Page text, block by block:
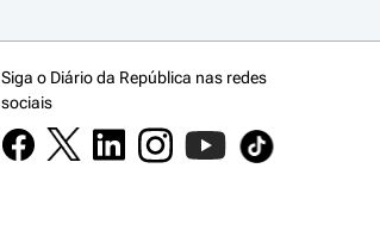
Siga o Diário da República nas redes
sociais